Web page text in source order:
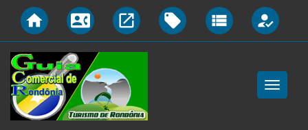
home contact_phone launch local_offer view_list how_to_reg
Menu